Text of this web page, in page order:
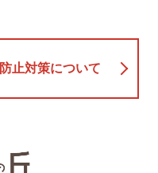
止対策について